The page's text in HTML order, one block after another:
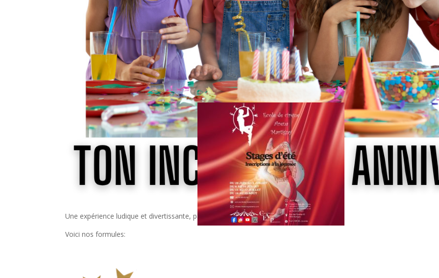
Une expérience ludique et divertissante, parfaite pour créer des souvenirs inoubliables!
Voici nos formules: